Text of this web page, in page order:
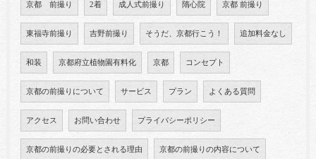
京都 前撮り 2着 成人式前撮り 隋心院 京都 前撮り
東福寺前撮り 吉野前撮り そうだ、京都行こう！ 追加料金なし
和装 京都府立植物園有料化 京都 コンセプト
京都の前撮りについて サービス プラン よくある質問
アクセス お問い合わせ プライバシーポリシー
京都の前撮りの必要とされる理由 京都の前撮りの内容について